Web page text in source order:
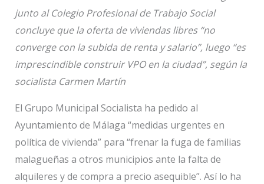
junto al Colegio Profesional de Trabajo Social
concluye que la oferta de viviendas libres “no
converge con la subida de renta y salario”, luego “es
imprescindible construir VPO en la ciudad”, según la
socialista Carmen Martín
El Grupo Municipal Socialista ha pedido al
Ayuntamiento de Málaga “medidas urgentes en
política de vivienda” para “frenar la fuga de familias
malagueñas a otros municipios ante la falta de
alquileres y de compra a precio asequible”. Así lo ha